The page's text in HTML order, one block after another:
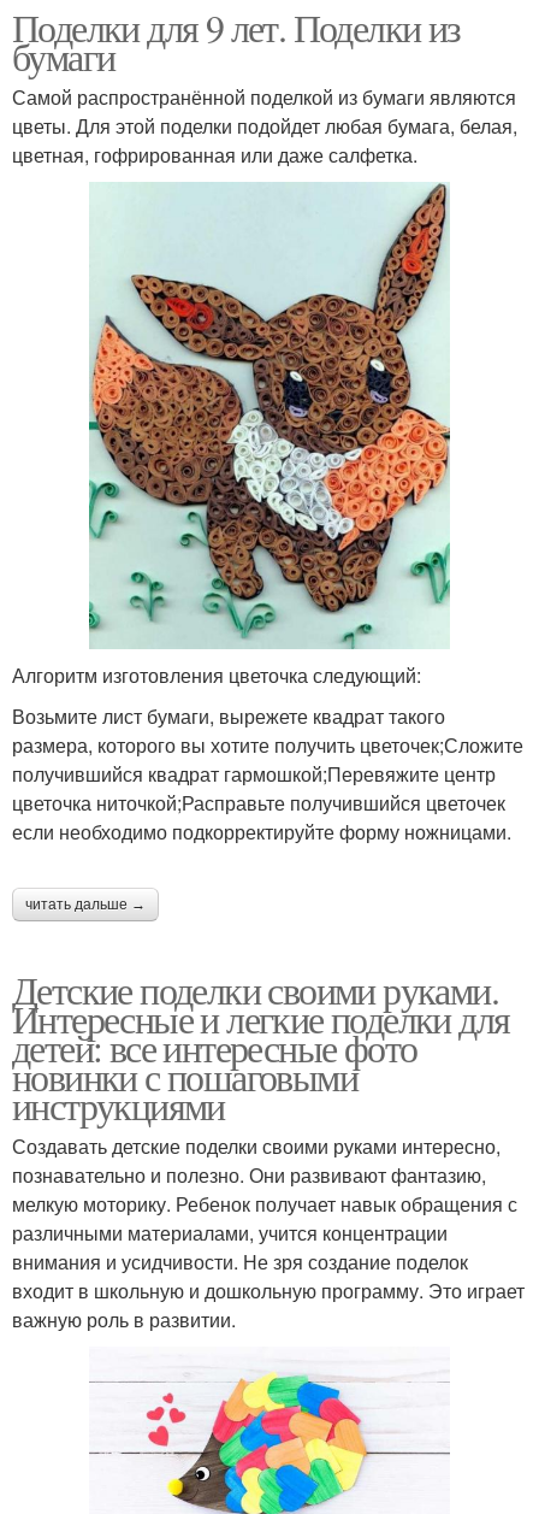
Поделки для 9 лет. Поделки из
бумаги
Самой распространённой поделкой из бумаги являются
цветы. Для этой поделки подойдет любая бумага, белая,
цветная, гофрированная или даже салфетка.
Алгоритм изготовления цветочка следующий:
Возьмите лист бумаги, вырежете квадрат такого
размера, которого вы хотите получить цветочек;Сложите
получившийся квадрат гармошкой;Перевяжите центр
цветочка ниточкой;Расправьте получившийся цветочек
если необходимо подкорректируйте форму ножницами.
читать дальше →
Детские поделки своими руками.
Интересные и легкие поделки для
детей: все интересные фото
новинки с пошаговыми
инструкциями
Создавать детские поделки своими руками интересно,
познавательно и полезно. Они развивают фантазию,
мелкую моторику. Ребенок получает навык обращения с
различными материалами, учится концентрации
внимания и усидчивости. Не зря создание поделок
входит в школьную и дошкольную программу. Это играет
важную роль в развитии.